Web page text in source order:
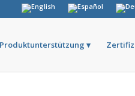
Produktunterstützung